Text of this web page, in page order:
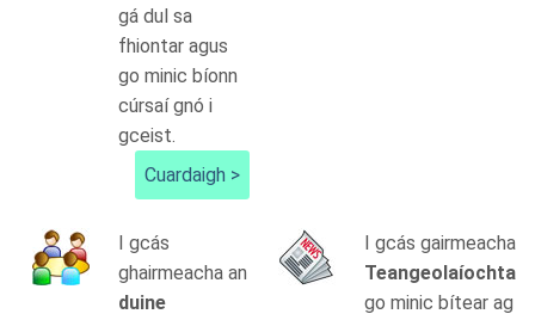
gá dul sa
fhiontar agus
go minic bíonn
cúrsaí gnó i
gceist.
Cuardaigh >
I gcás
ghairmeacha an
duine
I gcás gairmeacha
Teangeolaíochta
go minic bítear ag